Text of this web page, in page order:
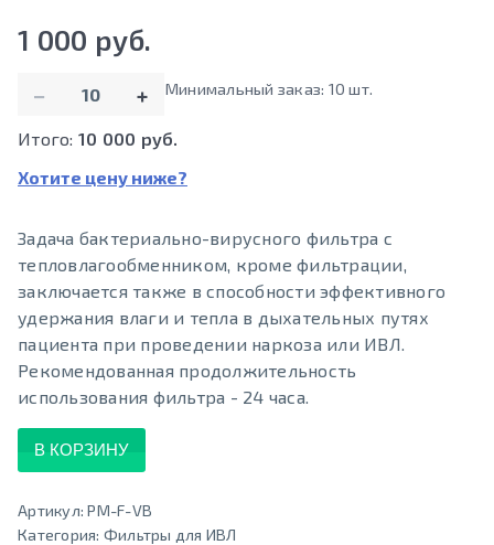
1 000 руб.
−
Количество + Минимальный заказ: 10 шт.
Итого: 10 000 руб.
Хотите цену ниже?
Задача бактериально-вирусного фильтра с
тепловлагообменником, кроме фильтрации,
заключается также в способности эффективного
удержания влаги и тепла в дыхательных путях
пациента при проведении наркоза или ИВЛ.
Рекомендованная продолжительность
использования фильтра - 24 часа.
В КОРЗИНУ
Артикул:PM-F-VB
Категория: Фильтры для ИВЛ